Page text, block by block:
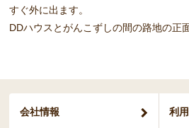
すぐ外に出ます。
DDハウスとがんこずしの間の路地の正
会社情報 利